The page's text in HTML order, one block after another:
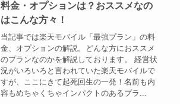
料金・オプションは？おススメなの
はこんな方々！
当記事では楽天モバイル「最強プラン」の料
金、オプションの解説。どんな方におススメ
のプランなのかを解説しております。 経営状
況がいろいろと言われていた楽天モバイルで
すが、ここにきて起死回生の一発！名前も内
容もめちゃくちゃインパクトのあるプラ...